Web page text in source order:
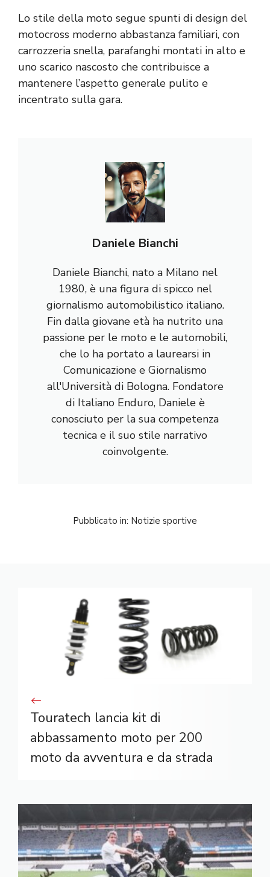
Lo stile della moto segue spunti di design del
motocross moderno abbastanza familiari, con
carrozzeria snella, parafanghi montati in alto e
uno scarico nascosto che contribuisce a
mantenere l’aspetto generale pulito e
incentrato sulla gara.
Daniele Bianchi
Daniele Bianchi, nato a Milano nel
1980, è una figura di spicco nel
giornalismo automobilistico italiano.
Fin dalla giovane età ha nutrito una
passione per le moto e le automobili,
che lo ha portato a laurearsi in
Comunicazione e Giornalismo
all'Università di Bologna. Fondatore
di Italiano Enduro, Daniele è
conosciuto per la sua competenza
tecnica e il suo stile narrativo
coinvolgente.
Pubblicato in: Notizie sportive
Touratech lancia kit di
abbassamento moto per 200
moto da avventura e da strada